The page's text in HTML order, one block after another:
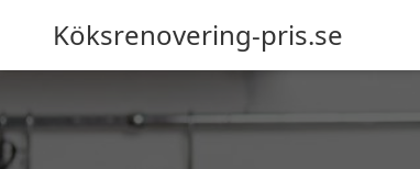
Köksrenovering-pris.se